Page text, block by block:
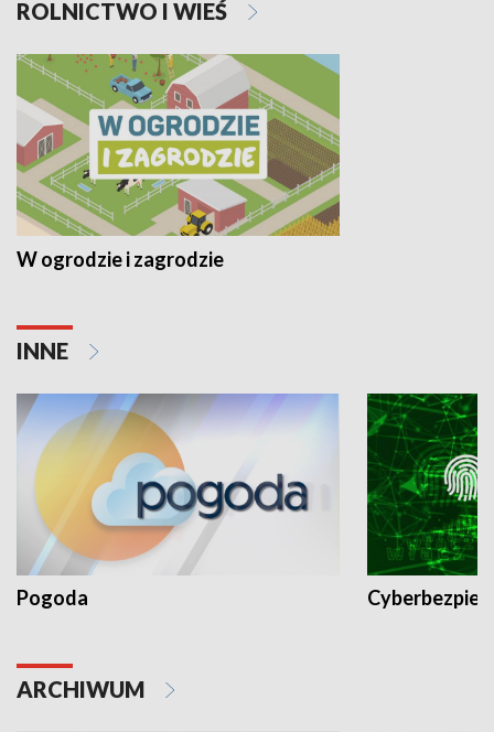
ROLNICTWO I WIEŚ
W ogrodzie i zagrodzie
INNE
Pogoda
ARCHIWUM